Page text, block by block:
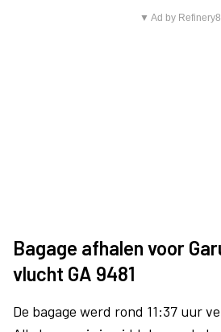
▼ Ad by
Bagage afhalen voor
vlucht GA 9481
De bagage werd rond 11:37 uur